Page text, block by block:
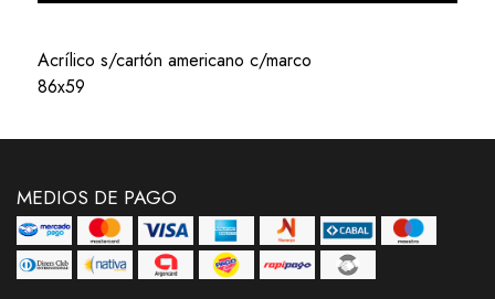
Acrílico s/cartón americano c/marco
86x59
MEDIOS DE PAGO